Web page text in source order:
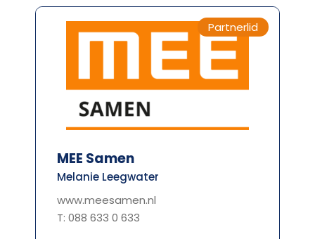
Partnerlid
MEE Samen
Melanie Leegwater
www.meesamen.nl
T: 088 633 0 633